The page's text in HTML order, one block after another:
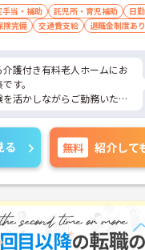
手当・補助 託児所・育児補助
日
険完備 交通費支給 退職金制度あり
護付き有料老人ホームにお
す。
活かしながらご勤務いただ
。通勤が苦になりません。
接対策ポイントなど、さら
でお気軽にご相談くださ
る 無料 紹介して